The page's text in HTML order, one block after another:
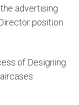
advertising
position
of Designing